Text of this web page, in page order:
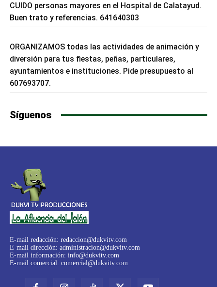
CUIDO personas mayores en el Hospital de Calatayud.
Buen trato y referencias. 641640303
ORGANIZAMOS todas las actividades de animación y
diversión para tus fiestas, peñas, particulares,
ayuntamientos e instituciones. Pide presupuesto al
607693707.
Síguenos
E-mail redacción: redaccion@dukvitv.com
E-mail dirección: administracion@dukvitv.com
E-mail información: info@dukvitv.com
E-mail comercial: comercial@dukvitv.com